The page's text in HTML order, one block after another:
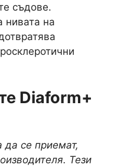
съдове.
нивата на
Diaform+
да се приемат,
Тези